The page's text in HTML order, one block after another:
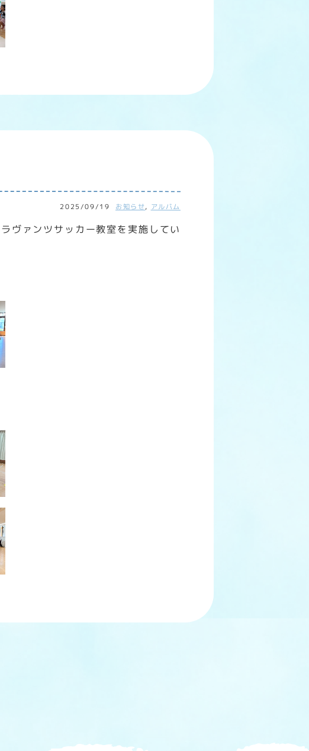
2025/09/19 お知らせ, アルバム
ヴァンツサッカー教室を実施してい